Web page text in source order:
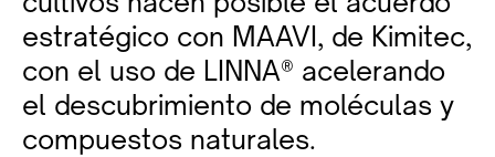
estratégico con MAAVI, de Kimitec,
con el uso de LINNA® acelerando
el descubrimiento de moléculas y
compuestos naturales.